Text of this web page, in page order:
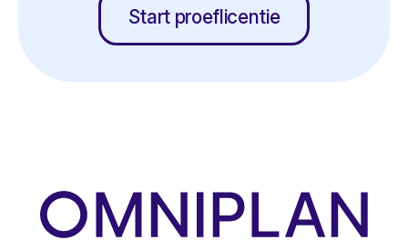
Start proeflicentie